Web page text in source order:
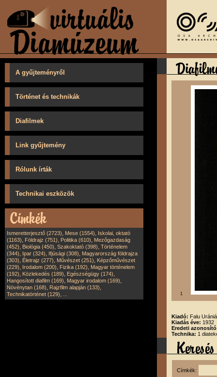
A gyűjteményről
Történet és technikák
Diafilmek
Link gyűjtemény
Rólunk írták
Technikai eszközök
Ismeretterjesztő (2723), Mese (1554), Iskolai, oktató
(1163), Földrajz (751), Politika (610), Mezőgazdaság
(452), Biológia (450), Szakoktató (398), Történelem
(344), Ipar (324), Ifjúsági (308), Magyarország földrajza
(303), Életrajz (277), Művészet (251), Képzőművészet
(229), Irodalom (200), Fizika (192), Magyar történelem
(192), Közlekedés (189), Egészségügy (174),
Hangosított diafilm (169), Magyar irodalom (169),
Növénytan (168), Rajzfilm alapján (133),
Technikatörténet (129), 1
Kiadó: Falu
Kiadás éve: 1932
Eredeti
Technika: 1
Címkék: